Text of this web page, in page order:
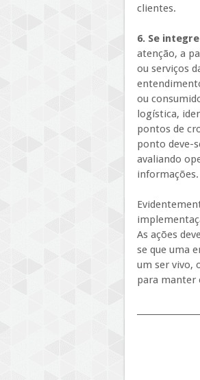
clientes.
6. Se
atenção, a
ou serviços
ou
logística,
pontos de
ponto deve-
avaliando
informações.
As ações
se que uma
um ser vivo,
para manter